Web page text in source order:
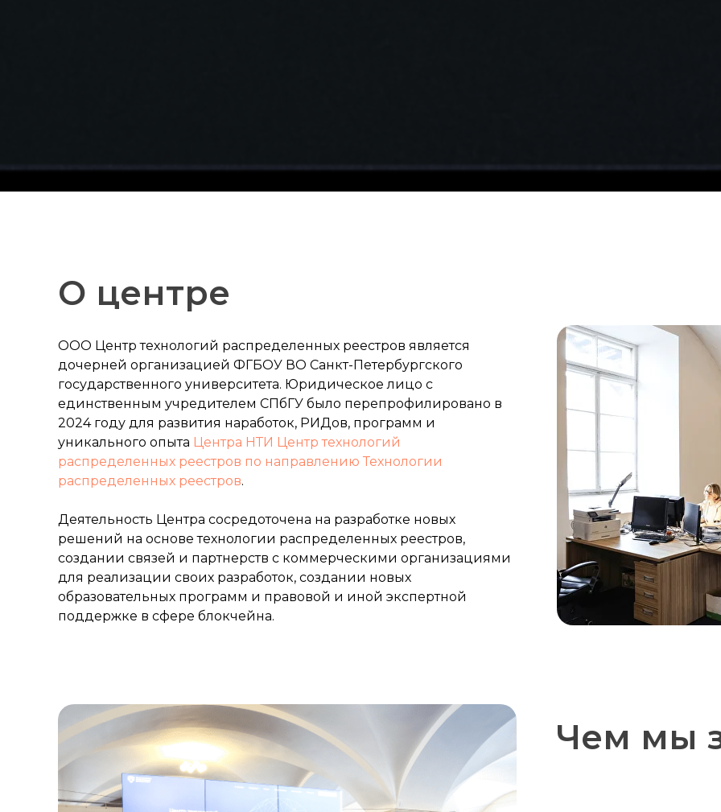
О центре
ООО Центр технологий распределенных реестров является
дочерней организацией ФГБОУ ВО Санкт-Петербургского
государственного университета. Юридическое лицо с
единственным учредителем СПбГУ было перепрофилировано в
2024 году для развития наработок, РИДов, программ и
уникального опыта Центра НТИ Центр технологий
распределенных реестров по направлению Технологии
распределенных реестров.
Деятельность Центра сосредоточена на разработке новых
решений на основе технологии распределенных реестров,
создании связей и партнерств с коммерческими организациями
для реализации своих разработок, создании новых
образовательных программ и правовой и иной экспертной
поддержке в сфере блокчейна.
Чем мы